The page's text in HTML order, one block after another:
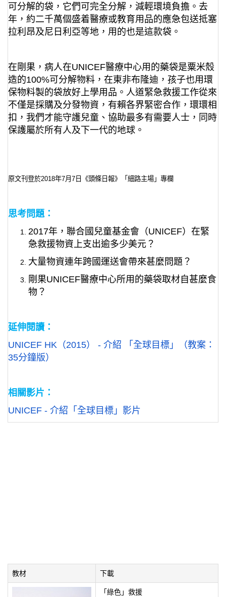
可分解的袋，它們可完全分解，減輕環境負擔。去
年，約二千萬個盛着醫療或教育用品的應急包送抵塞
拉利昂及尼日利亞等地，用的也是這款袋。
在剛果，病人在UNICEF醫療中心用的藥袋是粟米殼
造的100%可分解物料，在東非布隆迪，孩子也用環
保物料製的袋放好上學用品。人道緊急救援工作從來
不僅是採購及分發物資，有賴各界緊密合作，環環相
扣，我們才能守護兒童、協助最多有需要人士，同時
保護屬於所有人及下一代的地球。
原文刊登於2018年7月 7 日《頭條日報》 「細路主場」專欄
思考問題：
2017年，聯合國兒童基金會（UNICEF）在緊
急救援物資上支出逾多少美元 ？
大量物資連年跨國運送會帶來甚麼問題？
剛果UNICEF醫療中心所用的藥袋取材自甚麼食
物？
延伸閱讀：
UNICEF HK （2015） - 介紹
「全球目標」（教案：
35分鐘版）
相關影片：
UNICEF - 介紹「全球目標」影片
教材 下載
「綠色」救援